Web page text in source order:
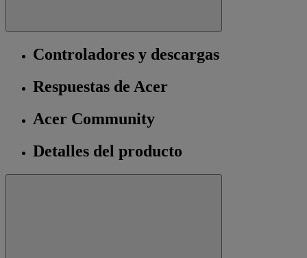
Controladores y descargas
Respuestas de Acer
Acer Community
Detalles del producto